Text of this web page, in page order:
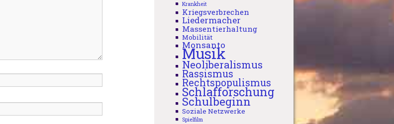
Krankheit
Kriegsverbrechen
Liedermacher
Massentierhaltung
Mobilität
Monsanto
Musik
Neoliberalismus
Rassismus
Rechtspopulismus
Schlafforschung
Schulbeginn
Soziale Netzwerke
Spielfilm